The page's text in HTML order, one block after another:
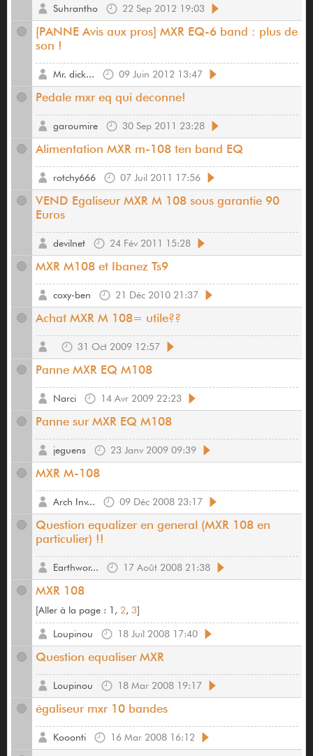
22 Sep 2012 19:03
Suhrantho
[PANNE Avis aux pros] MXR EQ-6 band : plus de
son !
09 Juin 2012 13:47
Mr. dick...
Pedale mxr eq qui deconne!
30 Sep 2011 23:28
garoumire
Alimentation MXR m-108 ten band EQ
07 Juil 2011 17:56
rotchy666
VEND Egaliseur MXR M 108 sous garantie 90
Euros
24 Fév 2011 15:28
devilnet
MXR M108 et Ibanez Ts9
21 Déc 2010 21:37
coxy-ben
Achat MXR M 108= utile??
31 Oct 2009 12:57
Panne MXR EQ M108
14 Avr 2009 22:23
Narci
Panne sur MXR EQ M108
23 Janv 2009 09:39
jeguens
MXR M-108
09 Déc 2008 23:17
Arch Inv...
Question equalizer en general (MXR 108 en
particulier) !!
17 Août 2008 21:38
Earthwor...
MXR 108
[Aller à la page : 1, 2, 3]
18 Juil 2008 17:40
Loupinou
Question equaliser MXR
18 Mar 2008 19:17
Loupinou
égaliseur mxr 10 bandes
16 Mar 2008 16:12
Kooonti